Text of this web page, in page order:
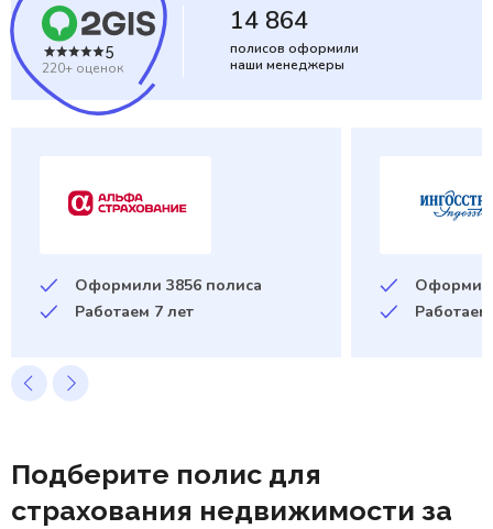
5
220+ оценок
14 864
полисов оформили
наши менеджеры
Оформили 3856 полиса
Работаем 7 лет
Работаем
Подберите полис для
страхования недвижимости за